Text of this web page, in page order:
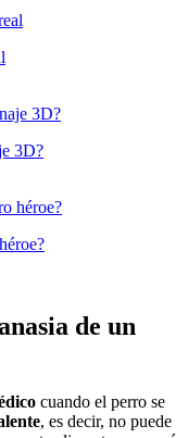
3D?
de un
cuando el perro se
, es decir, no puede